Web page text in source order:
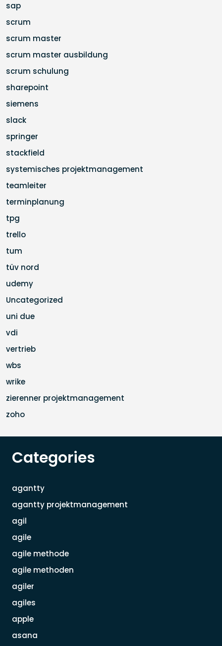
sap
scrum
scrum master
scrum master ausbildung
scrum schulung
sharepoint
siemens
slack
springer
stackfield
systemisches projektmanagement
teamleiter
terminplanung
tpg
trello
tum
tüv nord
udemy
Uncategorized
uni due
vdi
vertrieb
wbs
wrike
zierenner projektmanagement
zoho
Categories
agantty
agantty projektmanagement
agil
agile
agile methode
agile methoden
agiler
agiles
apple
asana